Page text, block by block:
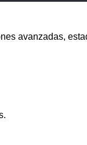
avanzadas,